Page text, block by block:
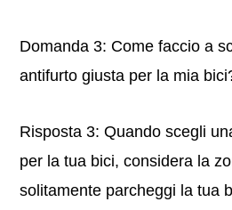
Domanda 3: Come faccio a
antifurto giusta per la mia
Risposta 3: Quando scegli
per la tua bici, considera la
solitamente parcheggi la tua